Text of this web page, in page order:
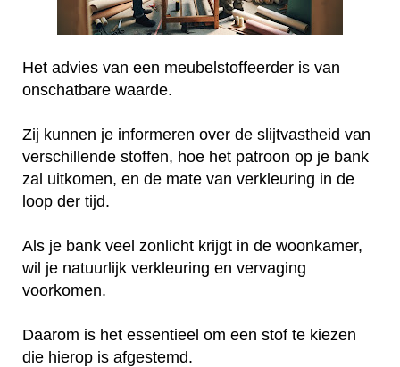
Het advies van een meubelstoffeerder is van
onschatbare waarde.
Zij kunnen je informeren over de slijtvastheid van
verschillende stoffen, hoe het patroon op je bank
zal uitkomen, en de mate van verkleuring in de
loop der tijd.
Als je bank veel zonlicht krijgt in de woonkamer,
wil je natuurlijk verkleuring en vervaging
voorkomen.
Daarom is het essentieel om een stof te kiezen
die hierop is afgestemd.